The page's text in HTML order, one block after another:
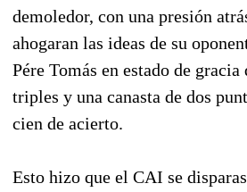
demoledor, con una presión
ahogaran las ideas de su
Pére Tomás en estado de gracia
triples y una canasta de dos
cien de acierto.
Esto hizo que el CAI se